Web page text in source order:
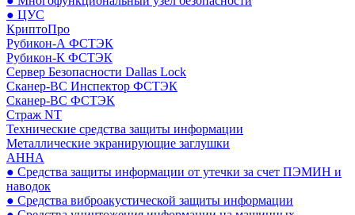
● ЦУС
КриптоПро
Рубикон-А ФСТЭК
Рубикон-К ФСТЭК
Сервер Безопасности Dallas Lock
Сканер-ВС Инспектор ФСТЭК
Сканер-ВС ФСТЭК
Страж NT
Технические средства защиты информации
Металлические экранирующие заглушки
АННА
● Средства защиты информации от утечки за счет ПЭМИН и
наводок
● Средства виброакустической защиты информации